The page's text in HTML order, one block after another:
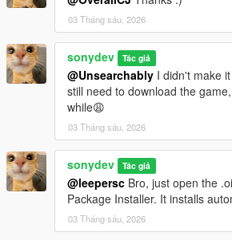
03 Tháng sáu, 2026
sonydev Tác giả
@Unsearchably I didn't make
still need to download the
while😩
03 Tháng sáu, 2026
sonydev Tác giả
@leepersc Bro, just open the
Package Installer. It installs
03 Tháng sáu, 2026